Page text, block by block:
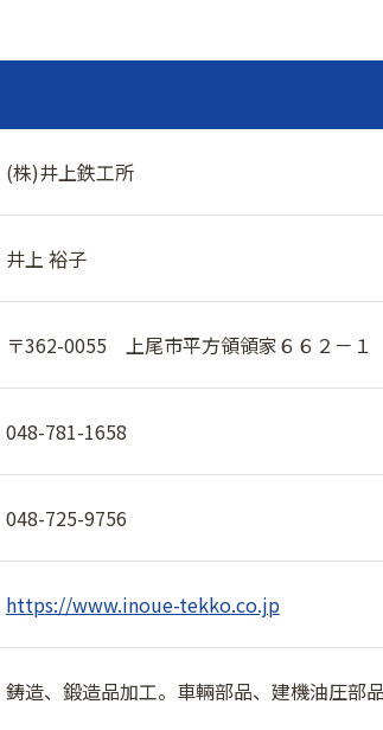
(株)井上鉄工所
井上 裕子
〒362-0055 上尾市平方領領家６６２－１
048-781-1658
048-725-9756
https://www.inoue-tekko.co.jp
鋳造、鍛造品加工。車輛部品、建機油圧部